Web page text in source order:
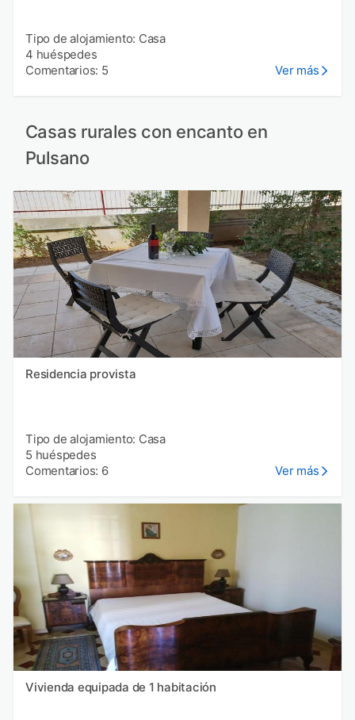
Tipo de alojamiento: Casa
4 huéspedes
Comentarios: 5
Ver más
Casas rurales con encanto en
Pulsano
Residencia provista
Tipo de alojamiento: Casa
5 huéspedes
Comentarios: 6
Ver más
Vivienda equipada de 1 habitación